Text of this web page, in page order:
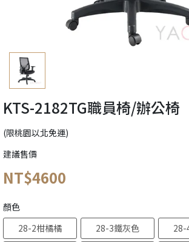
KTS-2182TG職員椅/辦公椅
(限桃園以北免運)
建議售價
NT$4600
顏色
28-2柑橘橘
28-3鐵灰色
28-